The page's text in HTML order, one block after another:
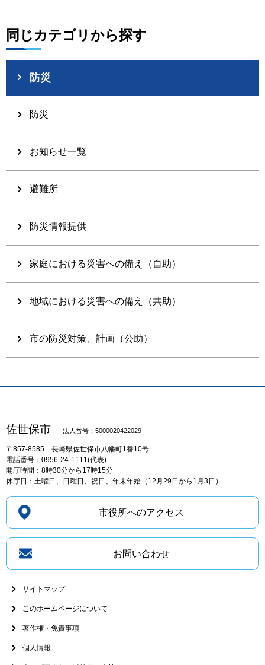
同じカテゴリから探す
防災
防災
お知らせ一覧
避難所
防災情報提供
家庭における災害への備え（自助）
地域における災害への備え（共助）
市の防災対策、計画（公助）
佐世保市 法人番号：5000020422029
〒857-8585 長崎県佐世保市八幡町1番10号
電話番号：0956-24-1111(代表)
開庁時間：8時30分から17時15分
休庁日：土曜日、日曜日、祝日、年末年始（12月29日から1月3日）
市役所へのアクセス
お問い合わせ
サイトマップ
このホームページについて
著作権・免責事項
個人情報